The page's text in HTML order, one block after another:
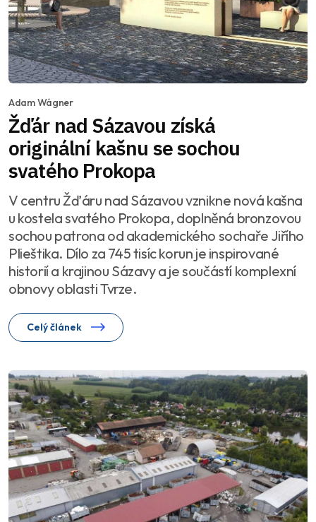
Adam Wágner
Žďár nad Sázavou získá
originální kašnu se sochou
svatého Prokopa
V centru Žďáru nad Sázavou vznikne nová kašna
u kostela svatého Prokopa, doplněná bronzovou
sochou patrona od akademického sochaře Jiřího
Plieštika. Dílo za 745 tisíc korun je inspirované
historií a krajinou Sázavy a je součástí komplexní
obnovy oblasti Tvrze.
Celý článek